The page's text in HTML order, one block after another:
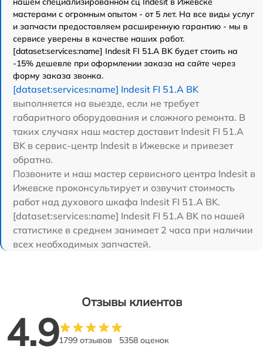
мастерами с огромным опытом - от 5 лет. На все виды услуг
и запчасти предоставляем расширенную гарантию - мы в
сервисе уверены в качестве наших работ.
[dataset:services:name] Indesit FI 51.A BK будет стоить на
-15% дешевле при оформлении заказа на сайте через
форму заказа звонка.
[dataset:services:name] Indesit FI 51.A BK
выполняется на выезде, если не требует
габаритного оборудования и сложного ремонта. В
таких случаях наш мастер доставит Indesit FI 51.A
BK в сервис-центр Indesit в Ижевске и привезет
обратно.
Позвоните и наш мастер сервисного центра Indesit в
Ижевске проконсультирует и озвучит стоимость
работ над духового шкафа Indesit FI 51.A BK.
[dataset:services:name] Indesit FI 51.A BK по нашей
статистике в среднем занимает 2 часа при наличии
всех необходимых запчастей.
Отзывы клиентов
4.91799 отзывов 5358 оценок